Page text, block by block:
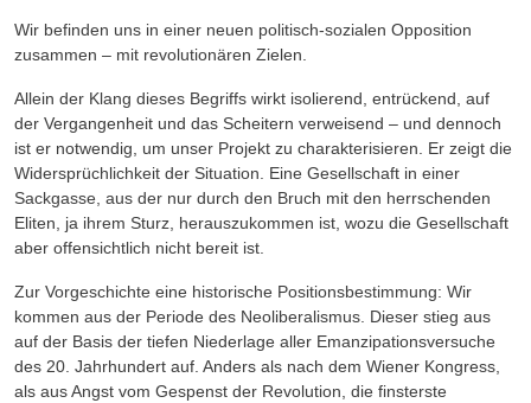
Wir befinden uns in einer neuen politisch-sozialen Opposition
zusammen – mit revolutionären Zielen.
Allein der Klang dieses Begriffs wirkt isolierend, entrückend, auf
der Vergangenheit und das Scheitern verweisend – und dennoch
ist er notwendig, um unser Projekt zu charakterisieren. Er zeigt die
Widersprüchlichkeit der Situation. Eine Gesellschaft in einer
Sackgasse, aus der nur durch den Bruch mit den herrschenden
Eliten, ja ihrem Sturz, herauszukommen ist, wozu die Gesellschaft
aber offensichtlich nicht bereit ist.
Zur Vorgeschichte eine historische Positionsbestimmung: Wir
kommen aus der Periode des Neoliberalismus. Dieser stieg aus
auf der Basis der tiefen Niederlage aller Emanzipationsversuche
des 20. Jahrhundert auf. Anders als nach dem Wiener Kongress,
als aus Angst vom Gespenst der Revolution, die finsterste